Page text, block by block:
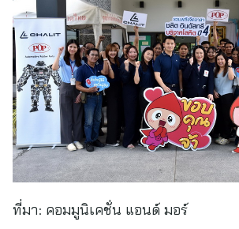
ที่มา: คอมมูนิเคชั่น แอนด์ มอร์